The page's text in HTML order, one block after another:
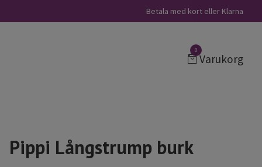
Betala med kort eller Klarna
0
Varukorg
Pippi Långstrump burk